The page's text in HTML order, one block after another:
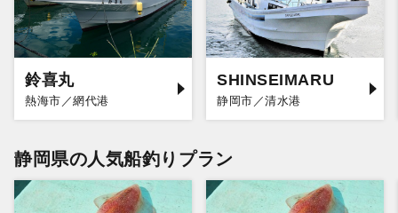
鈴喜丸
熱海市／網代港
SHINSEIMARU
静岡市／清水港
静岡県の人気船釣りプラン